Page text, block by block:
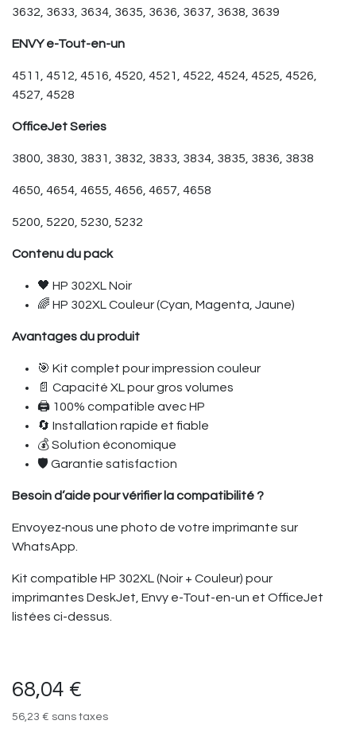
3632, 3633, 3634, 3635, 3636, 3637, 3638, 3639
ENVY e-Tout-en-un
4511, 4512, 4516, 4520, 4521, 4522, 4524, 4525, 4526,
4527, 4528
OfficeJet Series
3800, 3830, 3831, 3832, 3833, 3834, 3835, 3836, 3838
4650, 4654, 4655, 4656, 4657, 4658
5200, 5220, 5230, 5232
Contenu du pack
🖤 HP 302XL Noir
🌈 HP 302XL Couleur (Cyan, Magenta, Jaune)
Avantages du produit
🎯 Kit complet pour impression couleur
📄 Capacité XL pour gros volumes
🖨️ 100% compatible avec HP
🔄 Installation rapide et fiable
💰 Solution économique
🛡️ Garantie satisfaction
Besoin d’aide pour vérifier la compatibilité ?
Envoyez‑nous une photo de votre imprimante sur
WhatsApp.
Kit compatible HP 302XL (Noir + Couleur) pour
imprimantes DeskJet, Envy e-Tout-en-un et OfficeJet
listées ci-dessus.
68,04 €
56,23 € sans taxes